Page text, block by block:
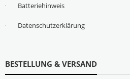
Batteriehinweis
Datenschutzerklärung
BESTELLUNG & VERSAND